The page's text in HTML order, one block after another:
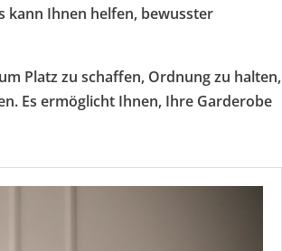
kann Ihnen helfen, bewusster
Platz zu schaffen, Ordnung zu halten,
Es ermöglicht Ihnen, Ihre Garderobe